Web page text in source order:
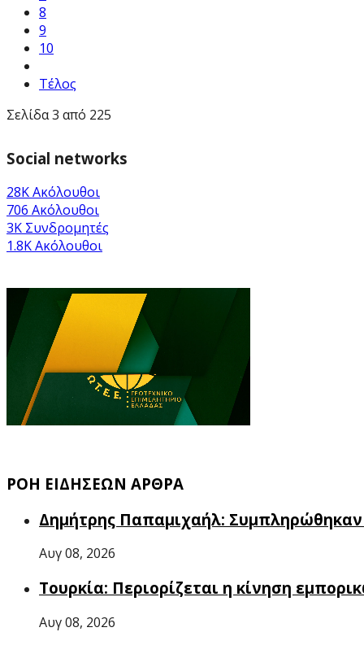
8
9
10
Τέλος
Σελίδα 3 από 225
Social networks
28KΑκόλουθοι
706 Ακόλουθοι
3K Συνδρομητές
1.8KΑκόλουθοι
ΡΟΗ ΕΙΔΗΣΕΩΝ ΑΡΘΡΑ
Δημήτρης Παπαμιχαήλ: Συμπληρώθηκαν
Αυγ 08, 2026
Τουρκία: Περιορίζεται η κίνηση
Αυγ 08, 2026